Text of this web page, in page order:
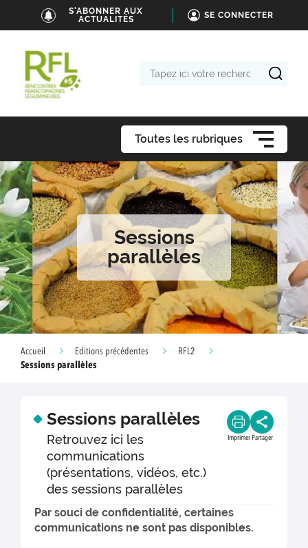
S'ABONNER AUX
ACTUALITÉS
SE CONNECTER
Toutes les rubriques
Sessions
parallèles
Accueil Editions précédentes
RFL2
Sessions parallèles
Sessions parallèles
Retrouvez ici les
communications
(présentations, vidéos, etc.)
des sessions parallèles
Imprimer Partager
Par souci de confidentialité, certaines
communications ne sont pas disponibles.